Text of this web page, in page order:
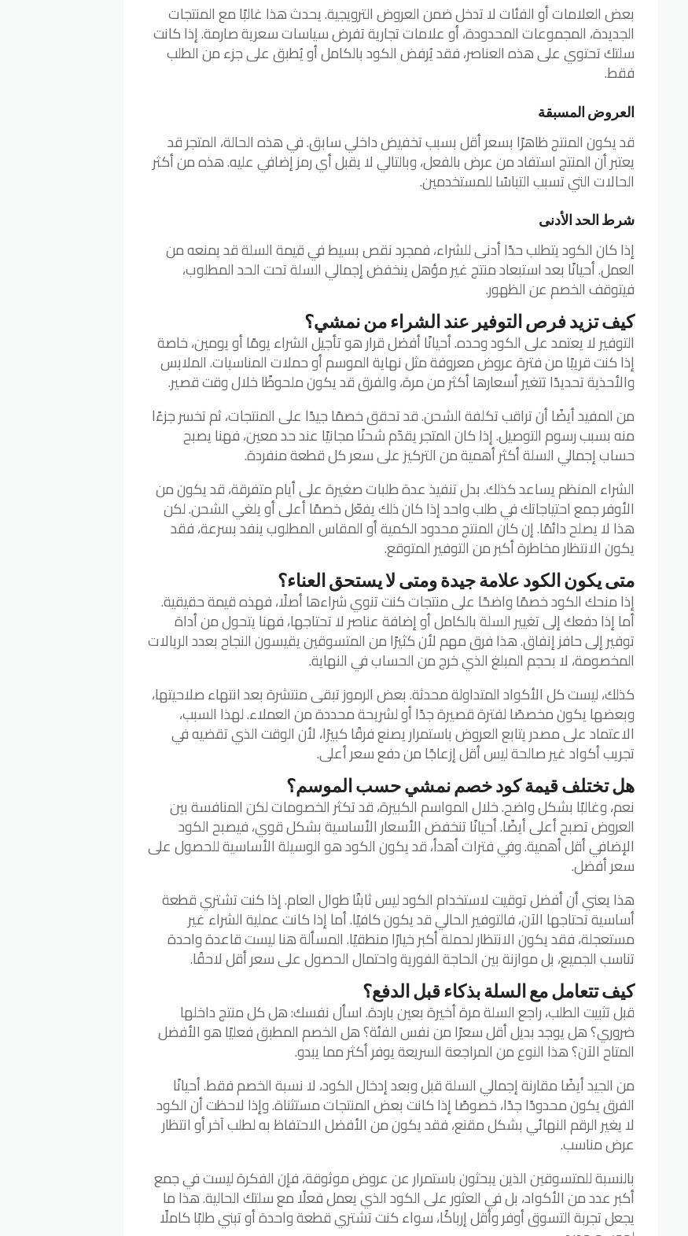
بعض العلامات أو الفئات لا تدخل ضمن العروض الترويجية. يحدث هذا غالبًا مع المنتجات
الجديدة، المجموعات المحدودة، أو علامات تجارية تفرض سياسات سعرية صارمة. إذا كانت
سلتك تحتوي على هذه العناصر، فقد يُرفض الكود بالكامل أو يُطبق على جزء من الطلب
فقط.
العروض المسبقة
قد يكون المنتج ظاهرًا بسعر أقل بسبب تخفيض داخلي سابق. في هذه الحالة، المتجر قد
يعتبر أن المنتج استفاد من عرض بالفعل، وبالتالي لا يقبل أي رمز إضافي عليه. هذه من أكثر
الحالات التي تسبب التباسًا للمستخدمين.
شرط الحد الأدنى
إذا كان الكود يتطلب حدًا أدنى للشراء، فمجرد نقص بسيط في قيمة السلة قد يمنعه من
العمل. أحيانًا بعد استبعاد منتج غير مؤهل ينخفض إجمالي السلة تحت الحد المطلوب،
فيتوقف الخصم عن الظهور.
كيف تزيد فرص التوفير عند الشراء من نمشي؟
التوفير لا يعتمد على الكود وحده. أحيانًا أفضل قرار هو تأجيل الشراء يومًا أو يومين، خاصة
إذا كنت قريبًا من فترة عروض معروفة مثل نهاية الموسم أو حملات المناسبات. الملابس
والأحذية تحديدًا تتغير أسعارها أكثر من مرة، والفرق قد يكون ملحوظًا خلال وقت قصير.
من المفيد أيضًا أن تراقب تكلفة الشحن. قد تحقق خصمًا جيدًا على المنتجات، ثم تخسر جزءًا
منه بسبب رسوم التوصيل. إذا كان المتجر يقدّم شحنًا مجانيًا عند حد معين، فهنا يصبح
حساب إجمالي السلة أكثر أهمية من التركيز على سعر كل قطعة منفردة.
الشراء المنظم يساعد كذلك. بدل تنفيذ عدة طلبات صغيرة على أيام متفرقة، قد يكون من
الأوفر جمع احتياجاتك في طلب واحد إذا كان ذلك يفعّل خصمًا أعلى أو يلغي الشحن. لكن
هذا لا يصلح دائمًا. إن كان المنتج محدود الكمية أو المقاس المطلوب ينفد بسرعة، فقد
يكون الانتظار مخاطرة أكبر من التوفير المتوقع.
متى يكون الكود علامة جيدة ومتى لا يستحق العناء؟
إذا منحك الكود خصمًا واضحًا على منتجات كنت تنوي شراءها أصلًا، فهذه قيمة حقيقية.
أما إذا دفعك إلى تغيير السلة بالكامل أو إضافة عناصر لا تحتاجها، فهنا يتحول من أداة
توفير إلى حافز إنفاق. هذا فرق مهم لأن كثيرًا من المتسوقين يقيسون النجاح بعدد الريالات
المخصومة، لا بحجم المبلغ الذي خرج من الحساب في النهاية.
كذلك، ليست كل الأكواد المتداولة محدثة. بعض الرموز تبقى منتشرة بعد انتهاء صلاحيتها،
وبعضها يكون مخصصًا لفترة قصيرة جدًا أو لشريحة محددة من العملاء. لهذا السبب،
الاعتماد على مصدر يتابع العروض باستمرار يصنع فرقًا كبيرًا، لأن الوقت الذي تقضيه في
تجريب أكواد غير صالحة ليس أقل إزعاجًا من دفع سعر أعلى.
هل تختلف قيمة كود خصم نمشي حسب الموسم؟
نعم، وغالبًا بشكل واضح. خلال المواسم الكبيرة، قد تكثر الخصومات لكن المنافسة بين
العروض تصبح أعلى أيضًا. أحيانًا تنخفض الأسعار الأساسية بشكل قوي، فيصبح الكود
الإضافي أقل أهمية. وفي فترات أهدأ، قد يكون الكود هو الوسيلة الأساسية للحصول على
سعر أفضل.
هذا يعني أن أفضل توقيت لاستخدام الكود ليس ثابتًا طوال العام. إذا كنت تشتري قطعة
أساسية تحتاجها الآن، فالتوفير الحالي قد يكون كافيًا. أما إذا كانت عملية الشراء غير
مستعجلة، فقد يكون الانتظار لحملة أكبر خيارًا منطقيًا. المسألة هنا ليست قاعدة واحدة
تناسب الجميع، بل موازنة بين الحاجة الفورية واحتمال الحصول على سعر أقل لاحقًا.
كيف تتعامل مع السلة بذكاء قبل الدفع؟
قبل تثبيت الطلب، راجع السلة مرة أخيرة بعين باردة. اسأل نفسك: هل كل منتج داخلها
ضروري؟ هل يوجد بديل أقل سعرًا من نفس الفئة؟ هل الخصم المطبق فعليًا هو الأفضل
المتاح الآن؟ هذا النوع من المراجعة السريعة يوفر أكثر مما يبدو.
من الجيد أيضًا مقارنة إجمالي السلة قبل وبعد إدخال الكود، لا نسبة الخصم فقط. أحيانًا
الفرق يكون محدودًا جدًا، خصوصًا إذا كانت بعض المنتجات مستثناة. وإذا لاحظت أن الكود
لا يغير الرقم النهائي بشكل مقنع، فقد يكون من الأفضل الاحتفاظ به لطلب آخر أو انتظار
عرض مناسب.
بالنسبة للمتسوقين الذين يبحثون باستمرار عن عروض موثوقة، فإن الفكرة ليست في جمع
أكبر عدد من الأكواد، بل في العثور على الكود الذي يعمل فعلًا مع سلتك الحالية. هذا ما
يجعل تجربة التسوق أوفر وأقل إرباكًا، سواء كنت تشتري قطعة واحدة أو تبني طلبًا كاملًا